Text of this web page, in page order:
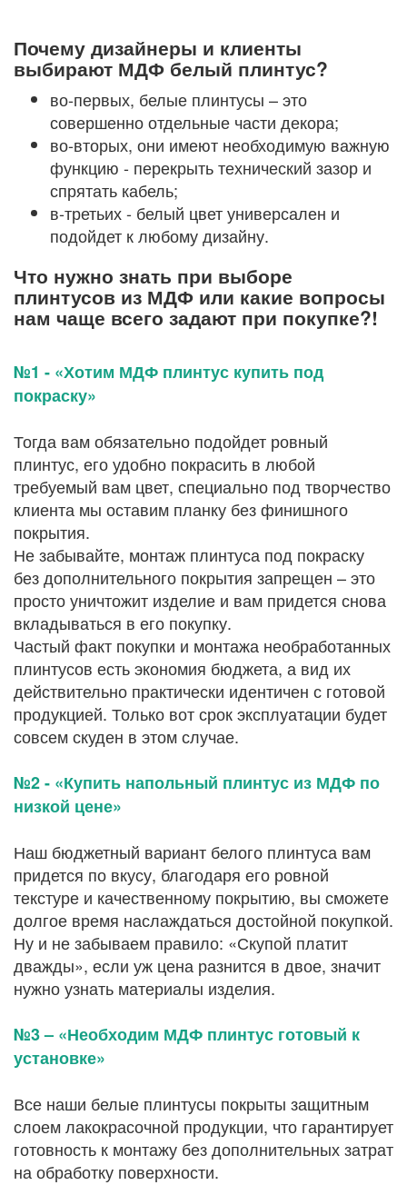
Почему дизайнеры и клиенты
выбирают МДФ белый плинтус?
во-первых, белые плинтусы – это
совершенно отдельные части декора;
во-вторых, они имеют необходимую важную
функцию - перекрыть технический зазор и
спрятать кабель;
в-третьих - белый цвет универсален и
подойдет к любому дизайну.
Что нужно знать при выборе
плинтусов из МДФ или какие вопросы
нам чаще всего задают при покупке?!
№1 - «Хотим МДФ плинтус купить под
покраску»
Тогда вам обязательно подойдет ровный
плинтус, его удобно покрасить в любой
требуемый вам цвет, специально под творчество
клиента мы оставим планку без финишного
покрытия.
Не забывайте, монтаж плинтуса под покраску
без дополнительного покрытия запрещен – это
просто уничтожит изделие и вам придется снова
вкладываться в его покупку.
Частый факт покупки и монтажа необработанных
плинтусов есть экономия бюджета, а вид их
действительно практически идентичен с готовой
продукцией. Только вот срок эксплуатации будет
совсем скуден в этом случае.
№2 - «Купить напольный плинтус из МДФ по
низкой цене»
Наш бюджетный вариант белого плинтуса вам
придется по вкусу, благодаря его ровной
текстуре и качественному покрытию, вы сможете
долгое время наслаждаться достойной покупкой.
Ну и не забываем правило: «Скупой платит
дважды», если уж цена разнится в двое, значит
нужно узнать материалы изделия.
№3 – «Необходим МДФ плинтус готовый к
установке»
Все наши белые плинтусы покрыты защитным
слоем лакокрасочной продукции, что гарантирует
готовность к монтажу без дополнительных затрат
на обработку поверхности.